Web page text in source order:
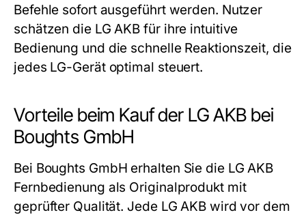
Befehle sofort ausgeführt werden. Nutzer
schätzen die LG AKB für ihre intuitive
Bedienung und die schnelle Reaktionszeit, die
jedes LG-Gerät optimal steuert.
Vorteile beim Kauf der LG AKB bei
Boughts GmbH
Bei Boughts GmbH erhalten Sie die LG AKB
Fernbedienung als Originalprodukt mit
geprüfter Qualität. Jede LG AKB wird vor dem